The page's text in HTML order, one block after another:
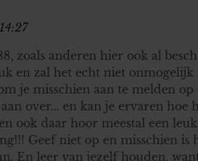
zoals anderen hier ook al
en zal het echt niet onmogelijk
je misschien aan te melden
over... en kan je ervaren hoe
ook daar hoor meestal een
Geef niet op en misschien is
En leer van jezelf houden,